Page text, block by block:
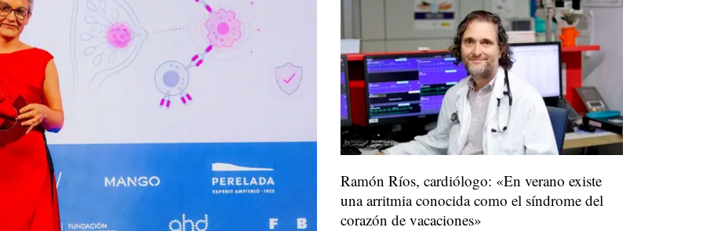
Ramón Ríos, cardiólogo: «En verano existe
una arritmia conocida como el síndrome del
corazón de vacaciones»